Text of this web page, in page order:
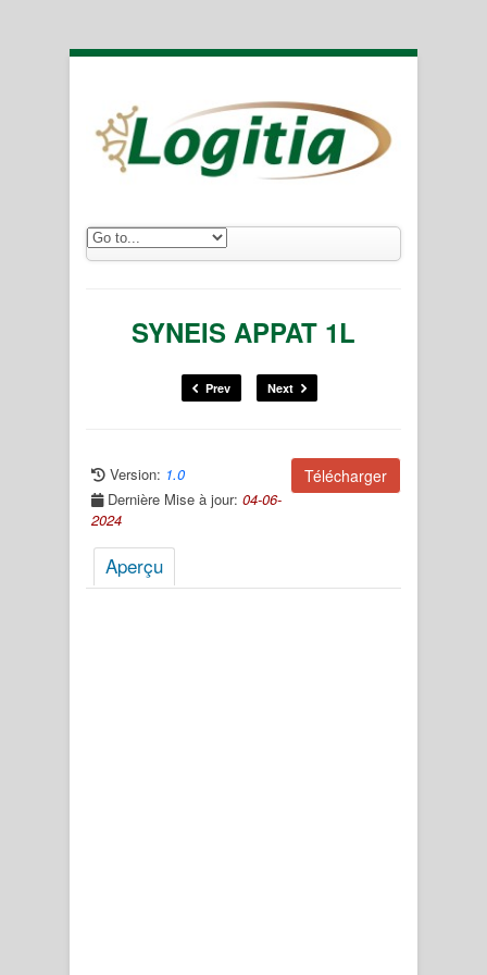
SYNEIS APPAT 1L
Prev Next
Télécharger
Version: 1.0
Dernière Mise à jour: 04-06-
2024
Aperçu